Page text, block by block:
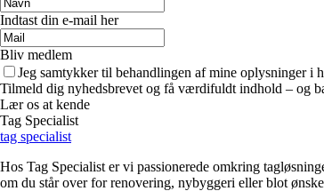
Indtast din e-mail her
Bliv medlem
Jeg samtykker til behandlingen af mine oplysninger i
Tilmeld dig nyhedsbrevet og få værdifuldt indhold – og
Lær os at kende
Tag Specialist
tag specialist
Hos Tag Specialist er vi passionerede omkring
om du står over for renovering, nybyggeri eller blot